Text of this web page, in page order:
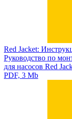
Red Jacket:
Руководство по
для насосов Red
PDF, 3 Mb